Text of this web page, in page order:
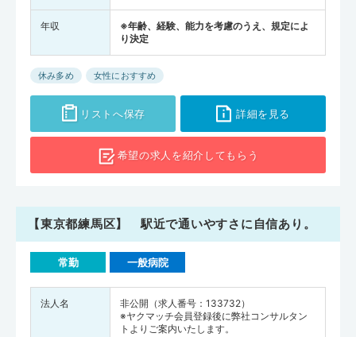
年収
※年齢、経験、能力を考慮のうえ、規定によ
り決定
休み多め 女性におすすめ
リストへ保存 詳細を見る
希望の求人を紹介してもらう
【東京都練馬区】 駅近で通いやすさに自信あり。
常勤 一般病院
法人名
非公開（求人番号：133732）
※ヤクマッチ会員登録後に弊社コンサルタン
トよりご案内いたします。